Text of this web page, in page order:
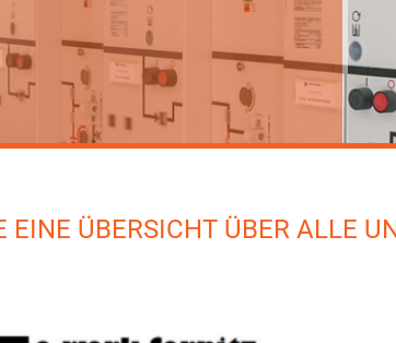
EINE ÜBERSICHT ÜBER ALLE